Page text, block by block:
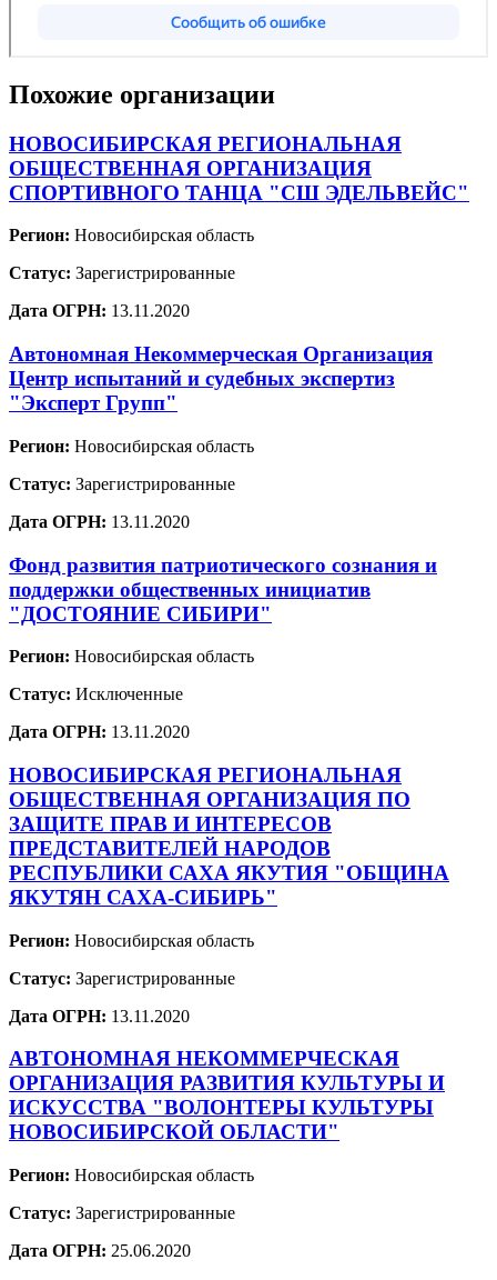
Похожие организации
НОВОСИБИРСКАЯ РЕГИОНАЛЬНАЯ
ОБЩЕСТВЕННАЯ ОРГАНИЗАЦИЯ
СПОРТИВНОГО ТАНЦА "СШ ЭДЕЛЬВЕЙС"
Регион: Новосибирская область
Статус: Зарегистрированные
Дата ОГРН: 13.11.2020
Автономная Некоммерческая Организация
Центр испытаний и судебных экспертиз
"Эксперт Групп"
Регион: Новосибирская область
Статус: Зарегистрированные
Дата ОГРН: 13.11.2020
Фонд развития патриотического сознания и
поддержки общественных инициатив
"ДОСТОЯНИЕ СИБИРИ"
Регион: Новосибирская область
Статус: Исключенные
Дата ОГРН: 13.11.2020
НОВОСИБИРСКАЯ РЕГИОНАЛЬНАЯ
ОБЩЕСТВЕННАЯ ОРГАНИЗАЦИЯ ПО
ЗАЩИТЕ ПРАВ И ИНТЕРЕСОВ
ПРЕДСТАВИТЕЛЕЙ НАРОДОВ
РЕСПУБЛИКИ САХА ЯКУТИЯ "ОБЩИНА
ЯКУТЯН САХА-СИБИРЬ"
Регион: Новосибирская область
Статус: Зарегистрированные
Дата ОГРН: 13.11.2020
АВТОНОМНАЯ НЕКОММЕРЧЕСКАЯ
ОРГАНИЗАЦИЯ РАЗВИТИЯ КУЛЬТУРЫ И
ИСКУССТВА "ВОЛОНТЕРЫ КУЛЬТУРЫ
НОВОСИБИРСКОЙ ОБЛАСТИ"
Регион: Новосибирская область
Статус: Зарегистрированные
Дата ОГРН: 25.06.2020